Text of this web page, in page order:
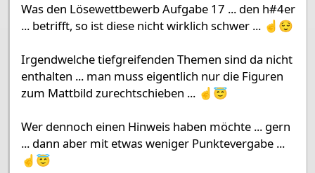
Was den Lösewettbewerb Aufgabe 17 ... den h#4er
... betrifft, so ist diese nicht wirklich schwer ... ☝️😌
Irgendwelche tiefgreifenden Themen sind da nicht
enthalten ... man muss eigentlich nur die Figuren
zum Mattbild zurechtschieben ... ☝️😇
Wer dennoch einen Hinweis haben möchte ... gern
... dann aber mit etwas weniger Punktevergabe ...
☝️😇